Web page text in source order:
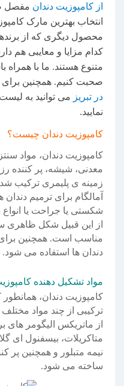
از کامپوزیت دندان مفصل
انتخاب بهترین مارک
محصول دیگری که از
کدام مزایا و معایبی هم
متنوع هستند. ما با همراه
صحبت کنیم. همچنین برای
در تبریز می توانید به
نمایید.
کامپوزیت دندان چیست؟
کامپوزیت دندان، مواد
معدنی، شیشه، پر کننده
زمینه ی پلیمری ترکیب
آمالگام برای ترمیم
شکستی یا جراحت یا انواع
از این قبیل شکل ظاهری
مناسب است. همچنین برای
دندان ها استفاده می شود.
مواد تشکیل دهنده
کامپوزیت دندان،
ترکیبی از چند مواد
از ماتریکس الیگومر های
متاکریلات، بیسفنول ای
نیمه متبلور و همچنین پر
ساخته می شود.